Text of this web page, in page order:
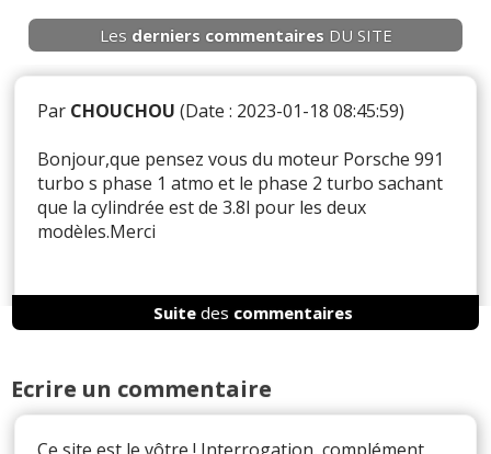
Les derniers commentaires DU SITE
Par CHOUCHOU (Date : 2023-01-18 08:45:59)
Bonjour,que pensez vous du moteur Porsche 991
turbo s phase 1 atmo et le phase 2 turbo sachant
que la cylindrée est de 3.8l pour les deux
modèles.Merci
Il y a3réaction(s) sur ce commentaire :
ParAdmin
ADMINISTRATEUR DU SITE
Suitedes commentaires
Ecrire un commentaire